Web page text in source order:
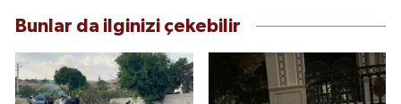
Bunlar da ilginizi çekebilir